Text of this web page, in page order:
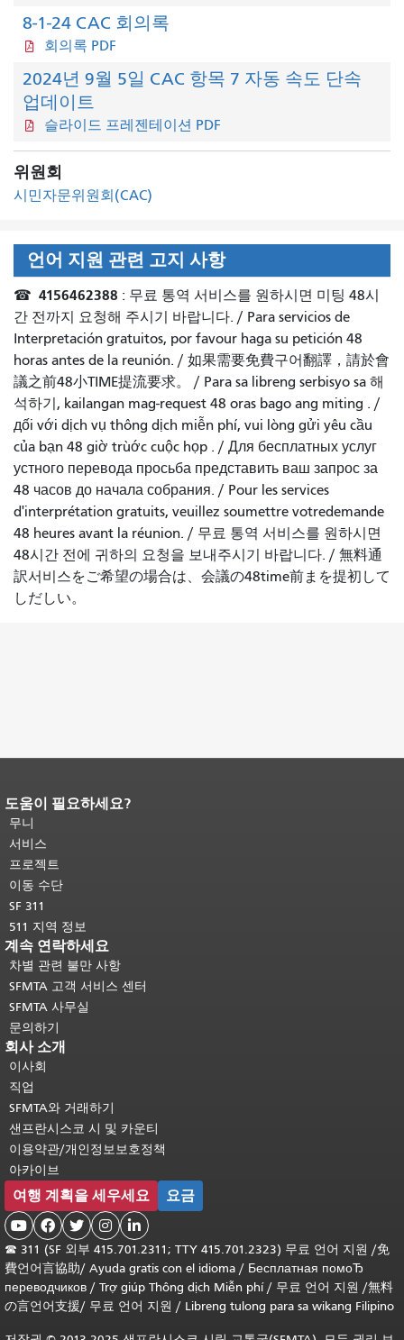
8-1-24 CAC 회의록
회의록 PDF
2024년 9월 5일 CAC 항목 7 자동 속도 단속
업데이트
슬라이드 프레젠테이션 PDF
위원회
시민자문위원회(CAC)
언어 지원 관련 고지 사항
☎ 4156462388 : 무료 통역 서비스를 원하시면 미팅 48시
간 전까지 요청해 주시기 바랍니다. / Para servicios de
Interpretación gratuitos, por favour haga su petición 48
horas antes de la reunión. / 如果需要免費구어翻譯，請於會
議之前48小TIME提流要求。 / Para sa libreng serbisyo sa 해
석하기, kailangan mag-request 48 oras bago ang miting . /
дối với dịch vụ thông dịch miễn phí, vui lòng gửi yêu cầu
của bạn 48 giờ trùớc cuộc họp . / Для бесплатных услуг
устного перевода просьба представить ваш запрос за
48 часов до начала собрания. / Pour les services
d'interprétation gratuits, veuillez soumettre votredemande
48 heures avant la réunion. / 무료 통역 서비스를 원하시면
48시간 전에 귀하의 요청을 보내주시기 바랍니다. / 無料通
訳서비스をご希望の場合は、会議の48time前まを提初して
しだしい。
페이지 내용 끝입니다.이 페이지의 나
머지 내용은 모든 페이지에 반복됩니
다.메인 콘텐츠 상단으로 돌아가려면
여기를 클릭하십시오
도움이 필요하세요?
무니
서비스
프로젝트
이동 수단
SF 311
511 지역 정보
계속 연락하세요
차별 관련 불만 사항
SFMTA 고객 서비스 센터
SFMTA 사무실
문의하기
회사 소개
이사회
직업
SFMTA와 거래하기
샌프란시스코 시 및 카운티
이용약관/개인정보보호정책
아카이브
여행 계획을 세우세요 요금
    
☎ 311 (SF 외부 415.701.2311; TTY 415.701.2323) 무료 언어 지원 /免
費언어言協助/ Ayuda gratis con el idioma / Бесплатная помоЂ
переводчиков / Trợ giúp Thông dịch Miễn phí/ 무료 언어 지원 /無料
の言언어支援/ 무료 언어 지원 / Libreng tulong para sa wikang Filipino